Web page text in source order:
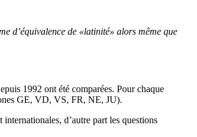
d’équivalence de «latinité» alors même que
1992 ont été comparées. Pour chaque
GE, VD, VS, FR, NE, JU).
d’autre part les questions